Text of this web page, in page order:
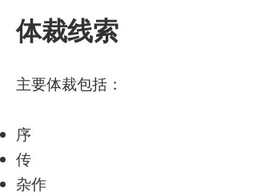
体裁线索
主要体裁包括：
序
传
杂作